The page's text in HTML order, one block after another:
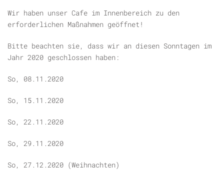
Wir haben unser Cafe im Innenbereich zu den
erforderlichen Maßnahmen geöffnet!
Bitte beachten sie, dass wir an diesen Sonntagen im
Jahr 2020 geschlossen haben:
So, 08.11.2020
So, 15.11.2020
So, 22.11.2020
So, 29.11.2020
So, 27.12.2020 (Weihnachten)